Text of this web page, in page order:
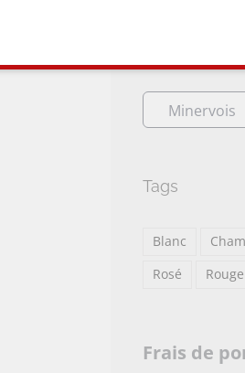
Minervois
Tags
Blanc
Rosé
Rouge
Frais de